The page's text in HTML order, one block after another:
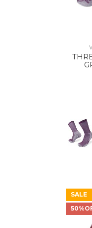
SALE